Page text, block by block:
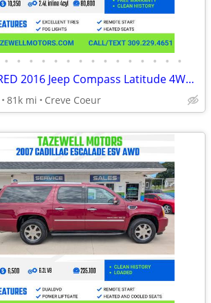
• • • • • • • • • • • • • • •
*LOWERED 2016 Jeep Compass Latitude 4WD FREE WARRANTY
81k mi Creve Coeur